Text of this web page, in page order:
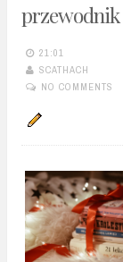
przewodnik
21:01
SCATHACH
NO COMMENTS